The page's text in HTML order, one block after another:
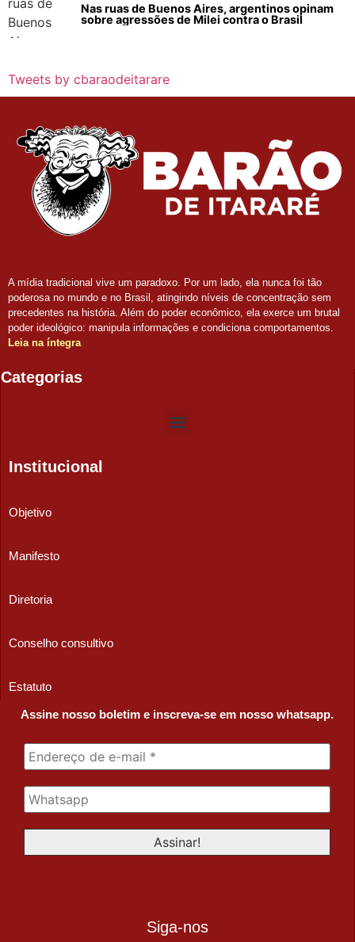
Nas ruas de Buenos Aires, argentinos opinam
sobre agressões de Milei contra o Brasil
Tweets by cbaraodeitarare
A mídia tradicional vive um paradoxo. Por um lado, ela nunca foi tão
poderosa no mundo e no Brasil, atingindo níveis de concentração sem
precedentes na história. Além do poder econômico, ela exerce um brutal
poder ideológico: manipula informações e condiciona comportamentos.
Leia na íntegra
Categorias
Institucional
Objetivo
Manifesto
Diretoria
Conselho consultivo
Estatuto
Assine nosso boletim e inscreva-se em nosso whatsapp.
Siga-nos